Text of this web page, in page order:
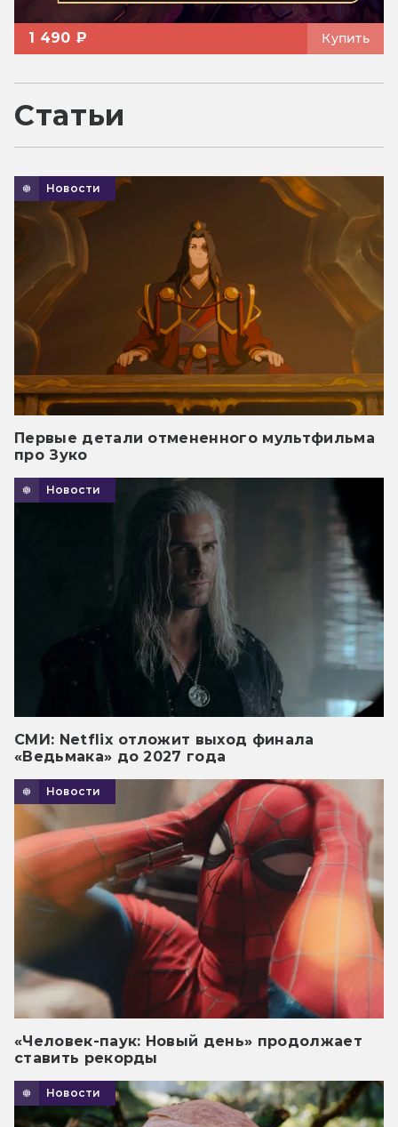
1 490 ₽ Купить
Статьи
Новости
Первые детали отмененного мультфильма
про Зуко
Новости
СМИ: Netflix отложит выход финала
«Ведьмака» до 2027 года
Новости
«Человек-паук: Новый день» продолжает
ставить рекорды
Новости